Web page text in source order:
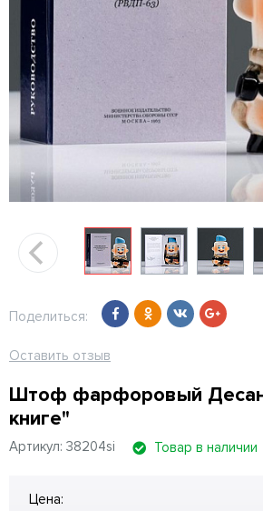
Поделиться:
Оставить отзыв
Штоф фарфоровый
книге"
Артикул: 38204si Товар в наличии
Цена: